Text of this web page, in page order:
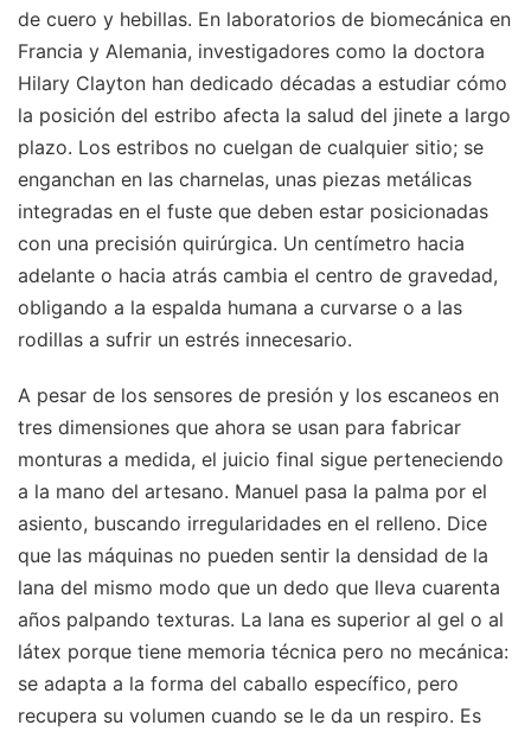
de cuero y hebillas. En laboratorios de biomecánica en
Francia y Alemania, investigadores como la doctora
Hilary Clayton han dedicado décadas a estudiar cómo
la posición del estribo afecta la salud del jinete a largo
plazo. Los estribos no cuelgan de cualquier sitio; se
enganchan en las charnelas, unas piezas metálicas
integradas en el fuste que deben estar posicionadas
con una precisión quirúrgica. Un centímetro hacia
adelante o hacia atrás cambia el centro de gravedad,
obligando a la espalda humana a curvarse o a las
rodillas a sufrir un estrés innecesario.
A pesar de los sensores de presión y los escaneos en
tres dimensiones que ahora se usan para fabricar
monturas a medida, el juicio final sigue perteneciendo
a la mano del artesano. Manuel pasa la palma por el
asiento, buscando irregularidades en el relleno. Dice
que las máquinas no pueden sentir la densidad de la
lana del mismo modo que un dedo que lleva cuarenta
años palpando texturas. La lana es superior al gel o al
látex porque tiene memoria técnica pero no mecánica:
se adapta a la forma del caballo específico, pero
recupera su volumen cuando se le da un respiro. Es